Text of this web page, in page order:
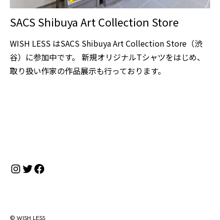
SACS Shibuya Art Collection Store
WISH LESS はSACS Shibuya Art Collection Store（渋
谷）に参加中です。 新規オリジナルTシャツをはじめ、
取り扱い作家の作品展示も行っております。
Instagram
Twitter
Facebook
© WISH LESS